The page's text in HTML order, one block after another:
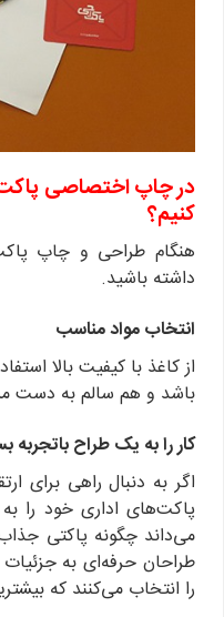
در چاپ اختصاصی پاکت
کنیم؟
هنگام طراحی و چاپ
داشته باشید.
انتخاب مواد مناسب
از کاغذ با کیفیت بالا
باشد و هم سالم به دست
کار را به یک طراح باتجربه
اگر به دنبال راهی برای
پاکت‌های اداری خود را
می‌داند چگونه پاکتی
طراحان حرفه‌ای به
را انتخاب می‌کنند که